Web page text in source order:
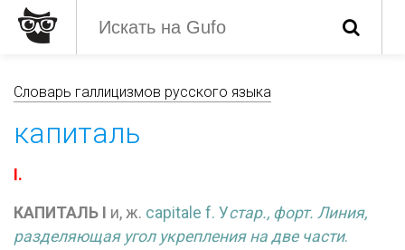
Словарь галлицизмов русского языка
капиталь
I.
КАПИТАЛЬ и, ж. capitale f. Устар., форт. Линия,
разделяющая угол укрепления на две части.